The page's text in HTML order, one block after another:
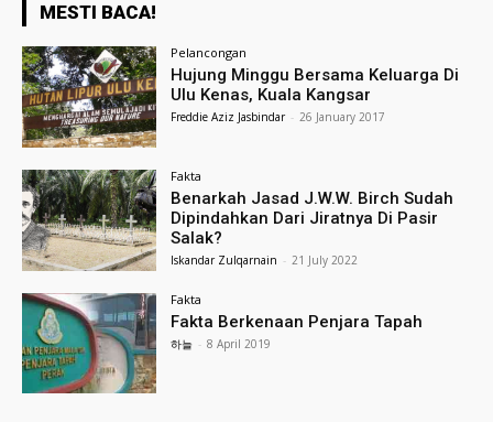
MESTI BACA!
Pelancongan
Hujung Minggu Bersama Keluarga Di
Ulu Kenas, Kuala Kangsar
Freddie Aziz Jasbindar - 26 January 2017
Fakta
Benarkah Jasad J.W.W. Birch Sudah
Dipindahkan Dari Jiratnya Di Pasir
Salak?
Iskandar Zulqarnain - 21 July 2022
Fakta
Fakta Berkenaan Penjara Tapah
하늘 - 8 April 2019